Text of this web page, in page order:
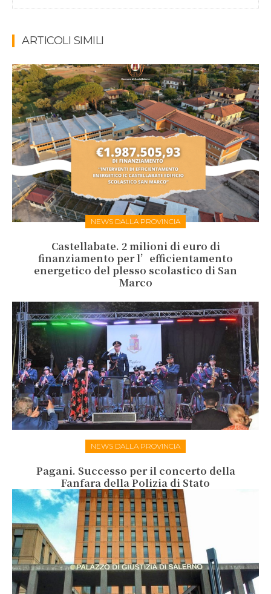
ARTICOLI SIMILI
NEWS DALLA PROVINCIA
Castellabate. 2 milioni di euro di
finanziamento per l’efficientamento
energetico del plesso scolastico di San
Marco
NEWS DALLA PROVINCIA
Pagani. Successo per il concerto della
Fanfara della Polizia di Stato